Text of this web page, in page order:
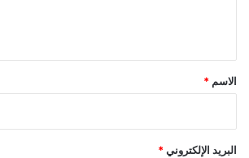
*
الاسم *
البريد الإلكتروني*